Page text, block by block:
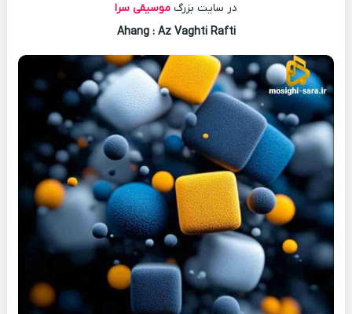
در سایت بزرگ موسیقی سرا
Ahang : Az Vaghti Rafti